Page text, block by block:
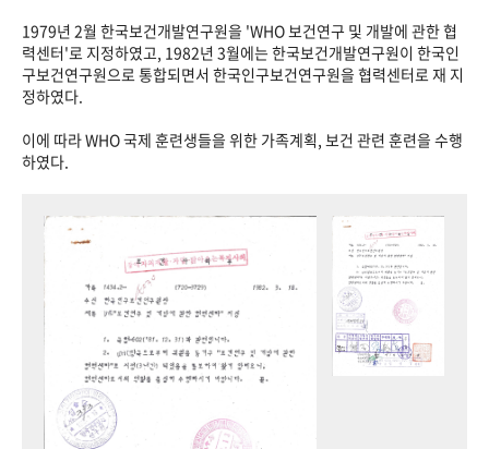
1979년 2월 한국보건개발연구원을 'WHO 보건연구 및 개발에 관한 협
력센터'로 지정하였고, 1982년 3월에는 한국보건개발연구원이 한국인
구보건연구원으로 통합되면서 한국인구보건연구원을 협력센터로 재 지
정하였다.
이에 따라 WHO 국제 훈련생들을 위한 가족계획, 보건 관련 훈련을 수행
하였다.